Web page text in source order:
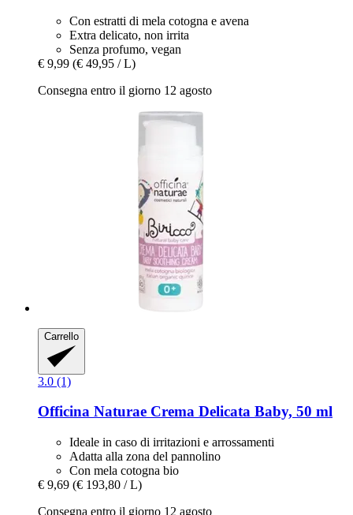
Con estratti di mela cotogna e avena
Extra delicato, non irrita
Senza profumo, vegan
€ 9,99 (€ 49,95 / L)
Consegna entro il giorno 12 agosto
Carrello
3.0 (1)
Officina Naturae Crema Delicata Baby, 50 ml
Ideale in caso di irritazioni e arrossamenti
Adatta alla zona del pannolino
Con mela cotogna bio
€ 9,69 (€ 193,80 / L)
Consegna entro il giorno 12 agosto